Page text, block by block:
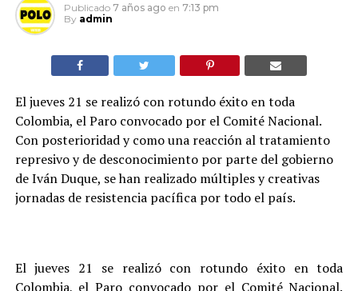
Publicado 7 años ago en 7:13 pm
By admin
El jueves 21 se realizó con rotundo éxito en toda
Colombia, el Paro convocado por el Comité Nacional.
Con posterioridad y como una reacción al tratamiento
represivo y de desconocimiento por parte del gobierno
de Iván Duque, se han realizado múltiples y creativas
jornadas de resistencia pacífica por todo el país.
El jueves 21 se realizó con rotundo éxito en toda
Colombia, el Paro convocado por el Comité Nacional.